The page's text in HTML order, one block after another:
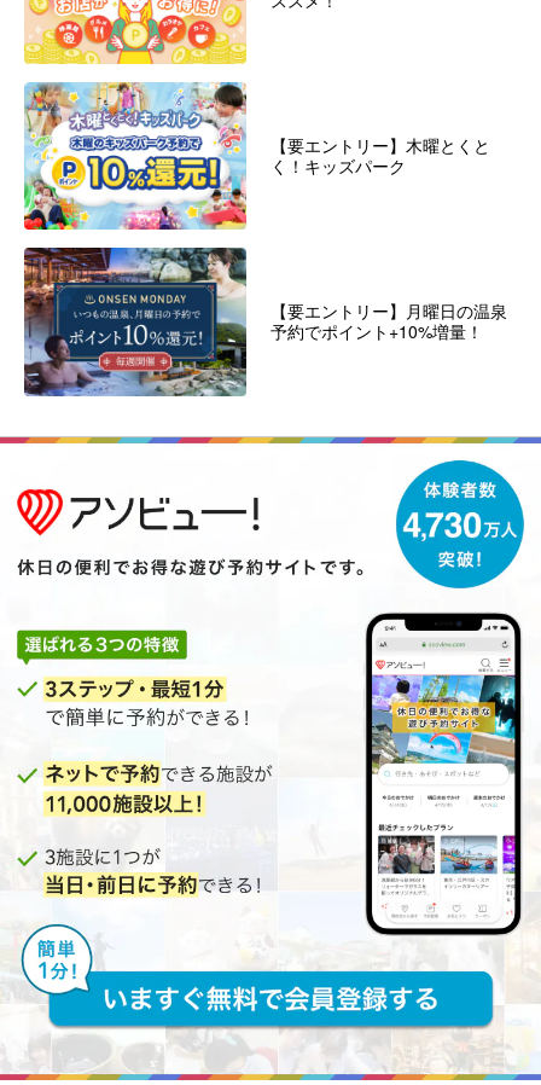
【要エントリー】木曜とくと
く！キッズパーク
【要エントリー】月曜日の温泉
予約でポイント+10%増量！